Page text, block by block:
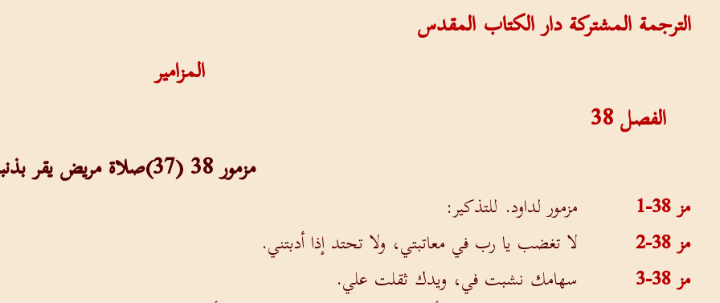
الترجمة المشتركة دار الكتاب المقدس
المزامير
الفصل38
مزمور 38 (37)صلاة مريض يقر بذنبه
مز 38-1
مزمور لداود. للتذكير:
مز 38-2
لا تغضب يا رب في معاتبتي، ولا تحتد إذا أدبتني.
مز 38-3
سهامك نشبت في، ويدك ثقلت علي.